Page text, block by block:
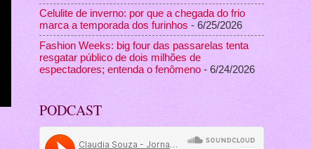
Celulite de inverno: por que a chegada do frio
marca a temporada dos furinhos - 6/25/2026
Fashion Weeks: big four das passarelas tenta
resgatar público de dois milhões de
espectadores; entenda o fenômeno - 6/24/2026
PODCAST